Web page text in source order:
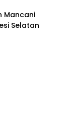
Mancani
Selatan